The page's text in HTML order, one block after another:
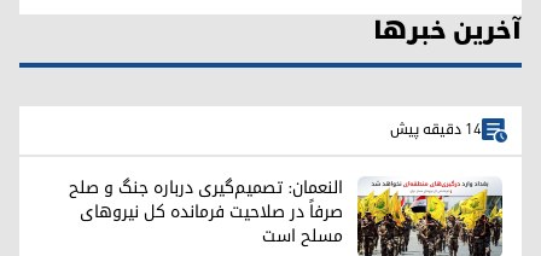
آخرین خبرها
14 دقیقه پیش
النعمان: تصمیم‌گیری درباره جنگ و صلح
صرفاً در صلاحیت فرمانده کل نیروهای
مسلح است